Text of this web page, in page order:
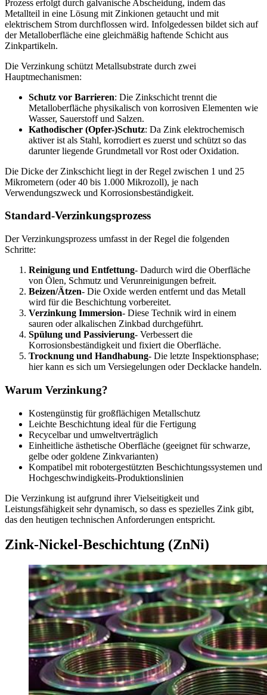
Prozess erfolgt durch galvanische Abscheidung, indem das
Metallteil in eine Lösung mit Zinkionen getaucht und mit
elektrischem Strom durchflossen wird. Infolgedessen bildet sich auf
der Metalloberfläche eine gleichmäßig haftende Schicht aus
Zinkpartikeln.
Die Verzinkung schützt Metallsubstrate durch zwei
Hauptmechanismen:
Schutz vor Barrieren: Die Zinkschicht trennt die
Metalloberfläche physikalisch von korrosiven Elementen wie
Wasser, Sauerstoff und Salzen.
Kathodischer (Opfer-)Schutz: Da Zink elektrochemisch
aktiver ist als Stahl, korrodiert es zuerst und schützt so das
darunter liegende Grundmetall vor Rost oder Oxidation.
Die Dicke der Zinkschicht liegt in der Regel zwischen 1 und 25
Mikrometern (oder 40 bis 1.000 Mikrozoll), je nach
Verwendungszweck und Korrosionsbeständigkeit.
Standard-Verzinkungsprozess
Der Verzinkungsprozess umfasst in der Regel die folgenden
Schritte:
Reinigung und Entfettung- Dadurch wird die Oberfläche
von Ölen, Schmutz und Verunreinigungen befreit.
Beizen/Ätzen- Die Oxide werden entfernt und das Metall
wird für die Beschichtung vorbereitet.
Verzinkung Immersion- Diese Technik wird in einem
sauren oder alkalischen Zinkbad durchgeführt.
Spülung und Passivierung- Verbessert die
Korrosionsbeständigkeit und fixiert die Oberfläche.
Trocknung und Handhabung- Die letzte Inspektionsphase;
hier kann es sich um Versiegelungen oder Decklacke handeln.
Warum Verzinkung?
Kostengünstig für großflächigen Metallschutz
Leichte Beschichtung ideal für die Fertigung
Recycelbar und umweltverträglich
Einheitliche ästhetische Oberfläche (geeignet für schwarze,
gelbe oder goldene Zinkvarianten)
Kompatibel mit robotergestützten Beschichtungssystemen und
Hochgeschwindigkeits-Produktionslinien
Die Verzinkung ist aufgrund ihrer Vielseitigkeit und
Leistungsfähigkeit sehr dynamisch, so dass es spezielles Zink gibt,
das den heutigen technischen Anforderungen entspricht.
Zink-Nickel-Beschichtung (ZnNi)